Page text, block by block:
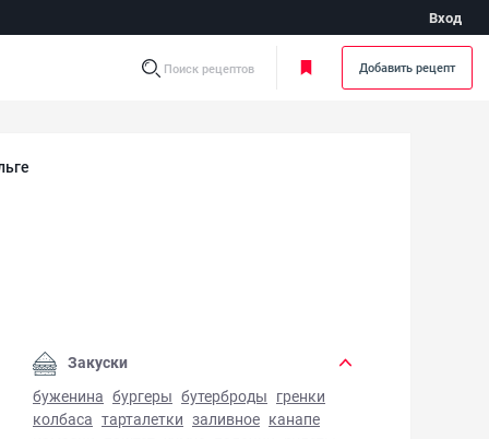
Вход
Поиск рецептов Добавить рецепт
в духовке в фольге - фото готового блюда
Закуски
буженина бургеры бутерброды гренки
колбаса тарталетки заливное канапе